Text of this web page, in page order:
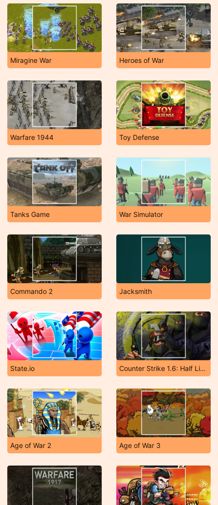
Miragine War Heroes of War
Warfare 1944 Toy Defense
Tanks Game War Simulator
Commando 2 Jacksmith
State.io Counter Strike 1.6: Half Life Mod
Age of War 2 Age of War 3